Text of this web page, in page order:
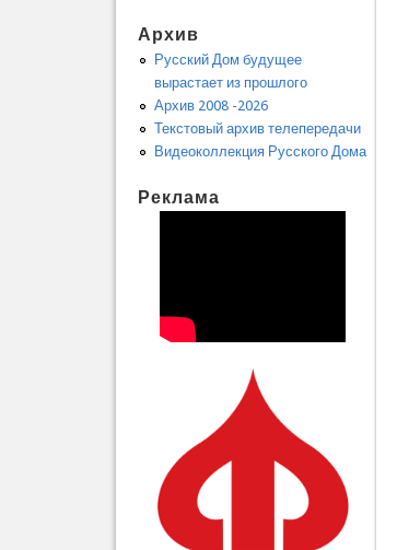
Архив
Русский Дом будущее
вырастает из прошлого
Архив 2008 -2026
Текстовый архив телепередачи
Видеоколлекция Русского Дома
Реклама